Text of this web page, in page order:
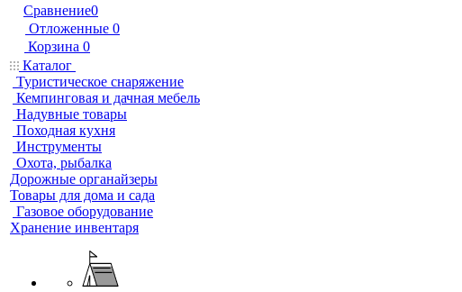
Сравнение0
Отложенные 0
Корзина 0
Каталог
Туристическое снаряжение
Кемпинговая и дачная мебель
Надувные товары
Походная кухня
Инструменты
Охота, рыбалка
Дорожные органайзеры
Товары для дома и сада
Газовое оборудование
Хранение инвентаря